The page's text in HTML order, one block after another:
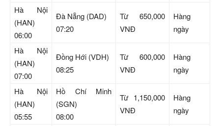
Hà Nội
(HAN)
06:00
Đà Nẵng (DAD)
07:20
Từ 650,000
VNĐ
Hàng
ngày
Hà Nội
(HAN)
07:00
Đồng Hới (VDH)
08:25
Từ 600,000
VNĐ
Hàng
ngày
Hà Nội
(HAN)
05:55
Hồ Chí Minh
(SGN)
08:00
Từ 1,150,000
VNĐ
Hàng
ngày